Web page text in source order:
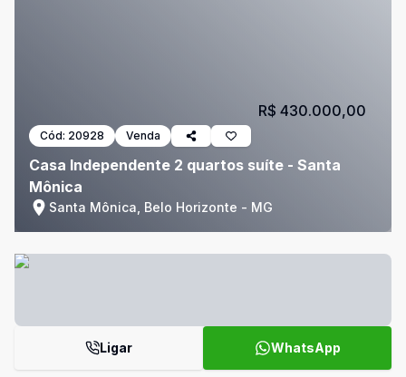
Cód: 20928 Venda
Casa Independente 2 quartos suíte - Santa
Mônica
Santa Mônica, Belo Horizonte - MG
R$ 430.000,00
Ligar WhatsApp